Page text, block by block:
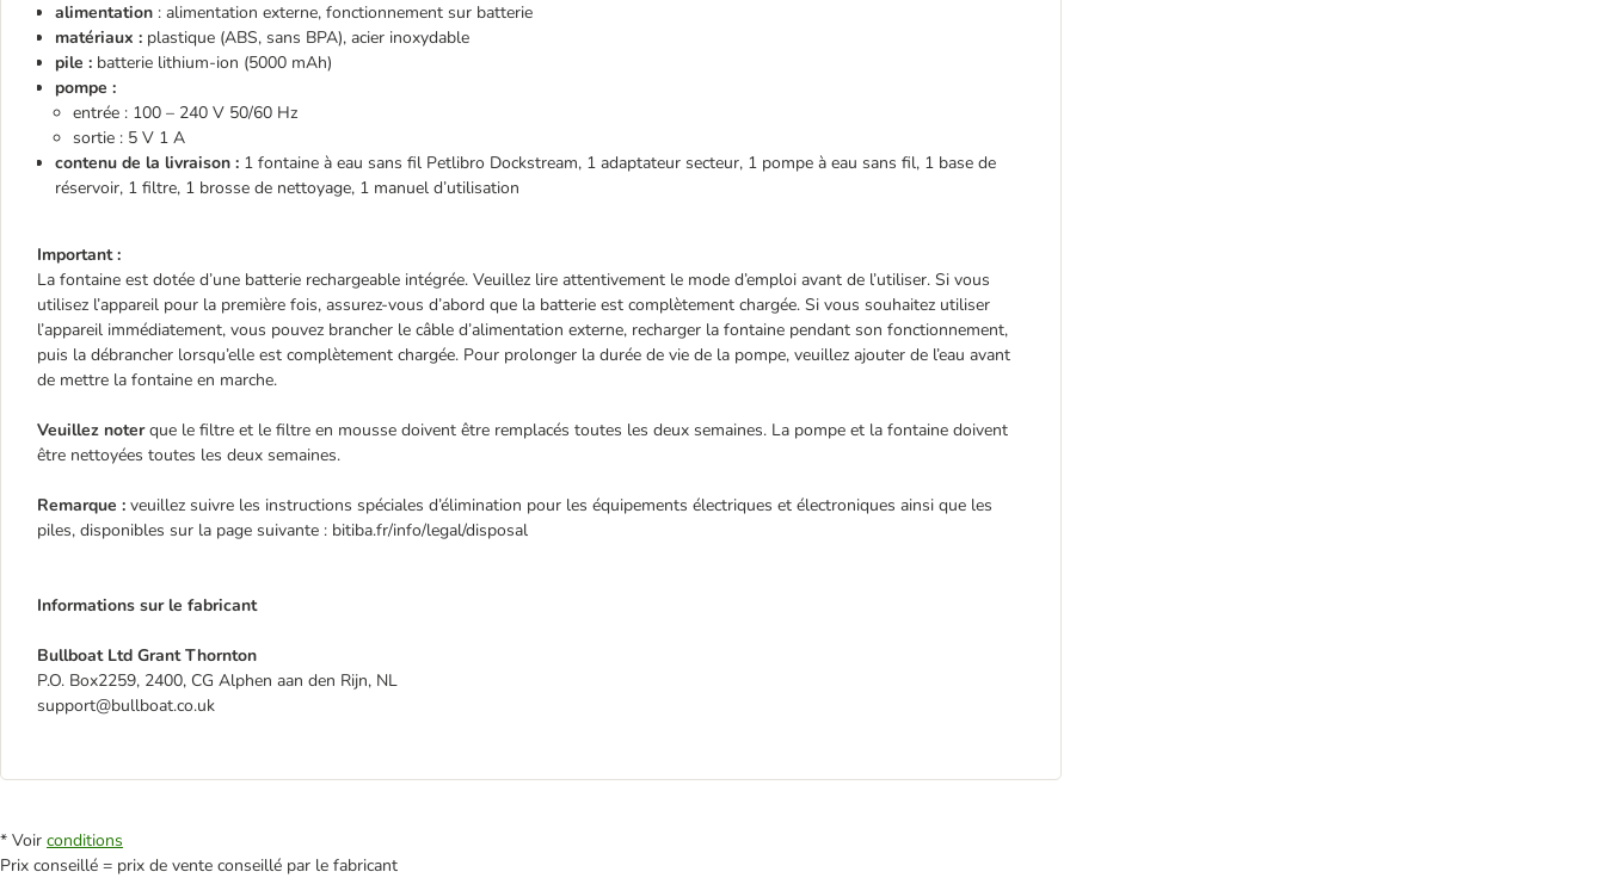
alimentation : alimentation externe, fonctionnement sur batterie
matériaux : plastique (ABS, sans BPA), acier inoxydable
pile : batterie lithium-ion (5000 mAh)
pompe :
entrée : 100 – 240 V 50/60 Hz
sortie : 5 V 1 A
contenu de la livraison : 1 fontaine à eau sans fil Petlibro Dockstream, 1 adaptateur secteur, 1 pompe à eau sans fil, 1 base de
réservoir, 1 filtre, 1 brosse de nettoyage, 1 manuel d’utilisation
Important :
La fontaine est dotée d’une batterie rechargeable intégrée. Veuillez lire attentivement le mode d’emploi avant de l’utiliser. Si vous
utilisez l’appareil pour la première fois, assurez-vous d’abord que la batterie est complètement chargée. Si vous souhaitez utiliser
l’appareil immédiatement, vous pouvez brancher le câble d’alimentation externe, recharger la fontaine pendant son fonctionnement,
puis la débrancher lorsqu’elle est complètement chargée. Pour prolonger la durée de vie de la pompe, veuillez ajouter de l’eau avant
de mettre la fontaine en marche.
Veuillez noterque le filtre et le filtre en mousse doivent être remplacés toutes les deux semaines. La pompe et la fontaine doivent
être nettoyées toutes les deux semaines.
Remarque : veuillez suivre les instructions spéciales d’élimination pour les équipements électriques et électroniques ainsi que les
piles, disponibles sur la page suivante : bitiba.fr/info/legal/disposal
Informations sur le fabricant
Bullboat Ltd Grant Thornton
P.O. Box2259, 2400, CG Alphen aan den Rijn, NL
support@bullboat.co.uk
* Voir conditions
Prix conseillé = prix de vente conseillé par le fabricant